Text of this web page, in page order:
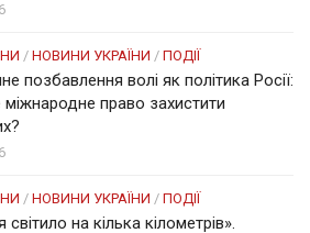
/ НОВИНИ УКРАЇНИ / ПОДІЇ
позбавлення волі як політика Росії:
право захистити
/ НОВИНИ УКРАЇНИ / ПОДІЇ
світило на кілька кілометрів».